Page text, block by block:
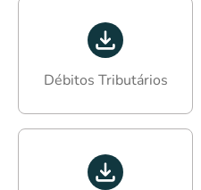
Débitos Tributários